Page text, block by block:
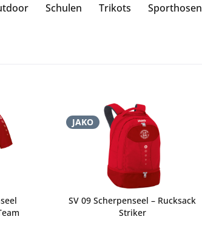
Schulen Trikots Sporthosen
JAKO
SV 09 Scherpenseel – Rucksack
Striker